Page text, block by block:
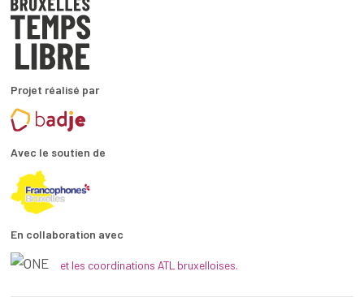
Projet réalisé par
Avec le soutien de
En collaboration avec
et les coordinations ATL bruxelloises.